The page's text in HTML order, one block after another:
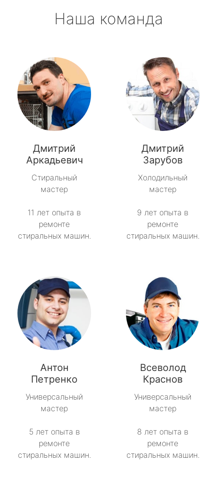
Наша команда
Дмитрий
Аркадьевич
Стиральный
мастер
11 лет опыта в
ремонте
стиральных машин.
Дмитрий
Зарубов
Холодильный
мастер
9 лет опыта в
ремонте
стиральных машин.
Антон
Петренко
Универсальный
мастер
5 лет опыта в
ремонте
стиральных машин.
Всеволод
Краснов
Универсальный
мастер
8 лет опыта в
ремонте
стиральных машин.